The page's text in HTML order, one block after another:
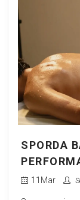
SPORDA
YOLU
11 Mar